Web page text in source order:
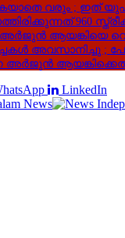
വരും ; ഇത്
960
ആയങ്കിയെ
അവസാനിച്ചു ;
അർജുൻ
LinkedIn